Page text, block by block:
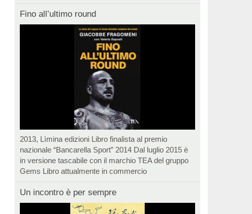
Fino all’ultimo round
2013, Lìmina edizioni Libro finalista al premio
nazionale “Bancarella Sport” 2014 Dal luglio 2015 è
in versione tascabile con il marchio TEA del gruppo
Gems Libro attualmente in commercio
Un incontro è per sempre